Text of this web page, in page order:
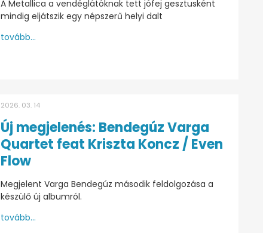
A Metallica a vendéglátóknak tett jófej gesztusként
mindig eljátszik egy népszerű helyi dalt
tovább...
2026. 03. 14
Új megjelenés: Bendegúz Varga
Quartet feat Kriszta Koncz / Even
Flow
Megjelent Varga Bendegúz második feldolgozása a
készülő új albumról.
tovább...